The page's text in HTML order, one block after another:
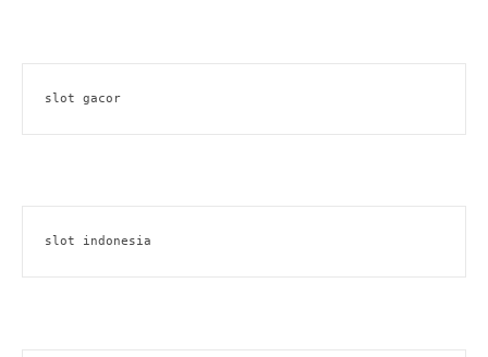
slot gacor
slot indonesia